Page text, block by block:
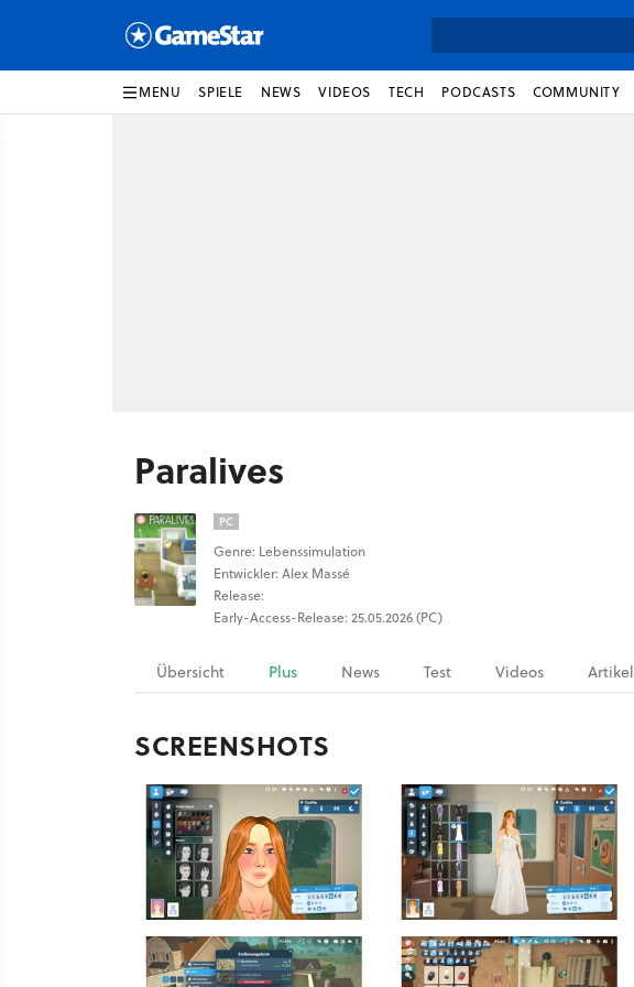
MENU SPIELE NEWS VIDEOS TECH PODCASTS COMMUNITY
Paralives
PC
Genre: Lebenssimulation
Entwickler: Alex Massé
Release:
Early-Access-Release: 25.05.2026 (PC)
Übersicht Plus News Test Videos Artikel
SCREENSHOTS